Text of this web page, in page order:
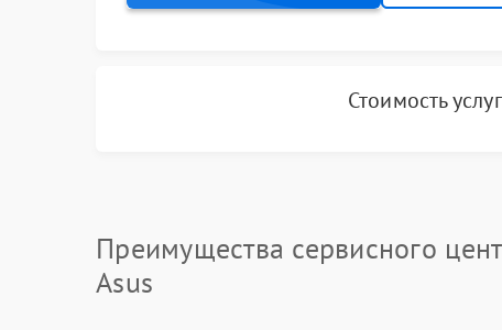
Стоимость
Преимущества сервисного
Asus